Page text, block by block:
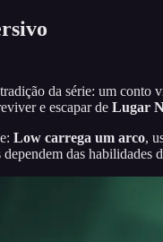
da série: um conto
e escapar de Lugar
Low carrega um arco,
das